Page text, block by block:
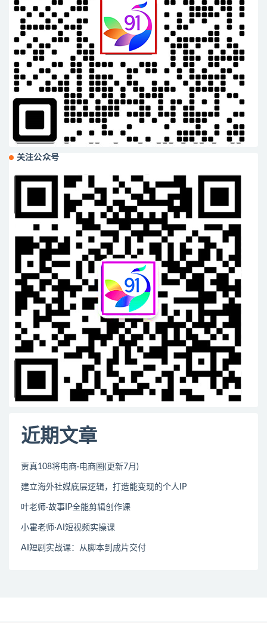
关注公众号
近期文章
贾真108将电商·电商圈(更新7月)
建立海外社媒底层逻辑，打造能变现的个人IP
叶老师·故事IP全能剪辑创作课
小霍老师·AI短视频实操课
AI短剧实战课：从脚本到成片交付